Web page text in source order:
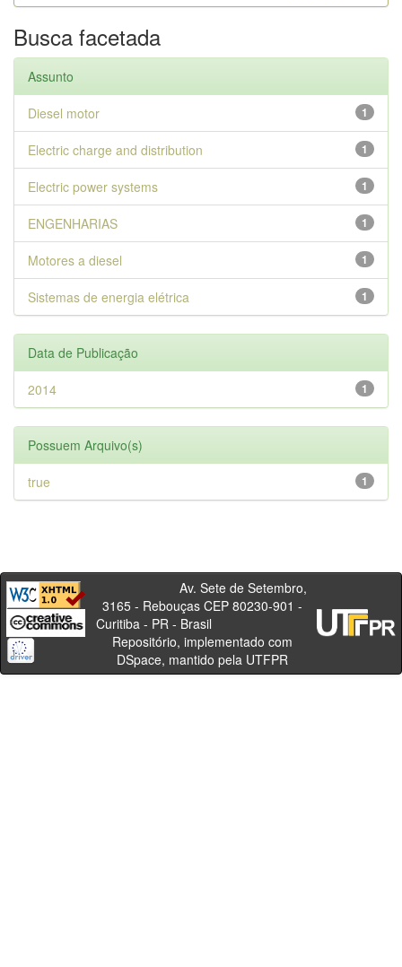
Busca facetada
Assunto
1
Diesel motor
1
Electric charge and distribution
1
Electric power systems
1
ENGENHARIAS
1
Motores a diesel
1
Sistemas de energia elétrica
Data de Publicação
1
2014
Possuem Arquivo(s)
1
true
Av. Sete de Setembro,
3165 - Rebouças CEP 80230-901 -
Curitiba - PR - Brasil
Repositório, implementado com
DSpace, mantido pela UTFPR